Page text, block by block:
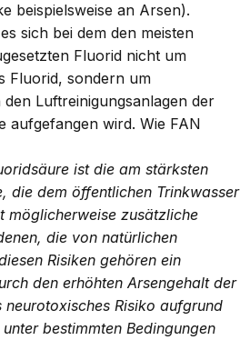
beispielsweise an Arsen).
sich bei dem den meisten
Fluorid nicht um
Fluorid, sondern um
Luftreinigungsanlagen der
aufgefangen wird. Wie FAN
ist die am stärksten
die dem öffentlichen Trinkwasser
möglicherweise zusätzliche
die von natürlichen
Risiken gehören ein
den erhöhten Arsengehalt der
neurotoxisches Risiko aufgrund
bestimmten Bedingungen